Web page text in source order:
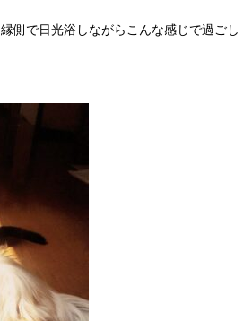
縁側で日光浴しながらこんな感じで過ごし